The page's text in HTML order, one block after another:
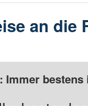
an die
Immer